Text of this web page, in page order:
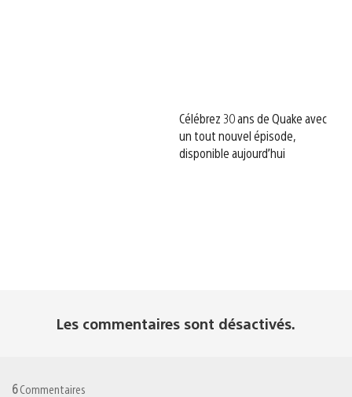
Célébrez 30 ans de Quake avec
un tout nouvel épisode,
disponible aujourd’hui
Les commentaires sont désactivés.
6Commentaires